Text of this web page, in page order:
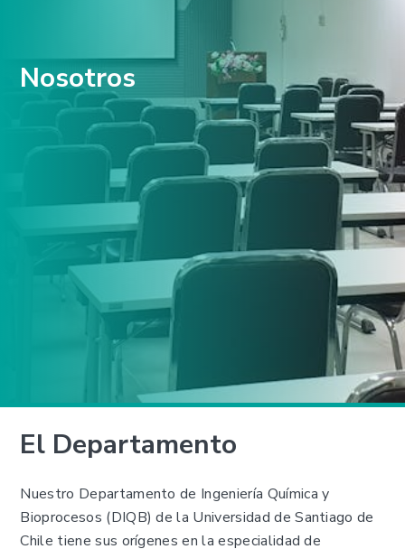
Nosotros
El Departamento
Nuestro Departamento de Ingeniería Química y
Bioprocesos (DIQB) de la Universidad de Santiago de
Chile tiene sus orígenes en la especialidad de